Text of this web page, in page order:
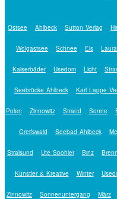
Ostsee Ahlbeck Sutton Verlag
Wolgastsee Schnee Eis
Kaiserbäder Usedom Licht
Seebrücke Ahlbeck Karl Lappe
Polen Zinnowitz Strand Sonne
Greifswald Seebad Ahlbeck
Stralsund Ute Spohler Binz
Künstler & Kreative Winter
Zinnowitz Sonnenuntergang März